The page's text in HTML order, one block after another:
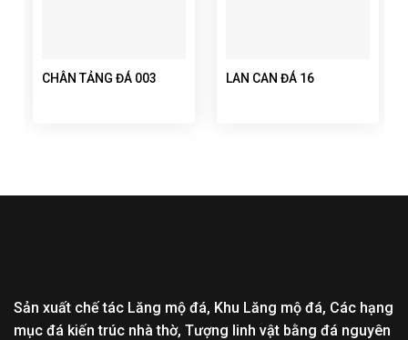
CHÂN TẢNG ĐÁ 003 LAN CAN ĐÁ 16
Sản xuất chế tác Lăng mộ đá, Khu Lăng mộ đá, Các hạng
mục đá kiến trúc nhà thờ, Tượng linh vật bằng đá nguyên